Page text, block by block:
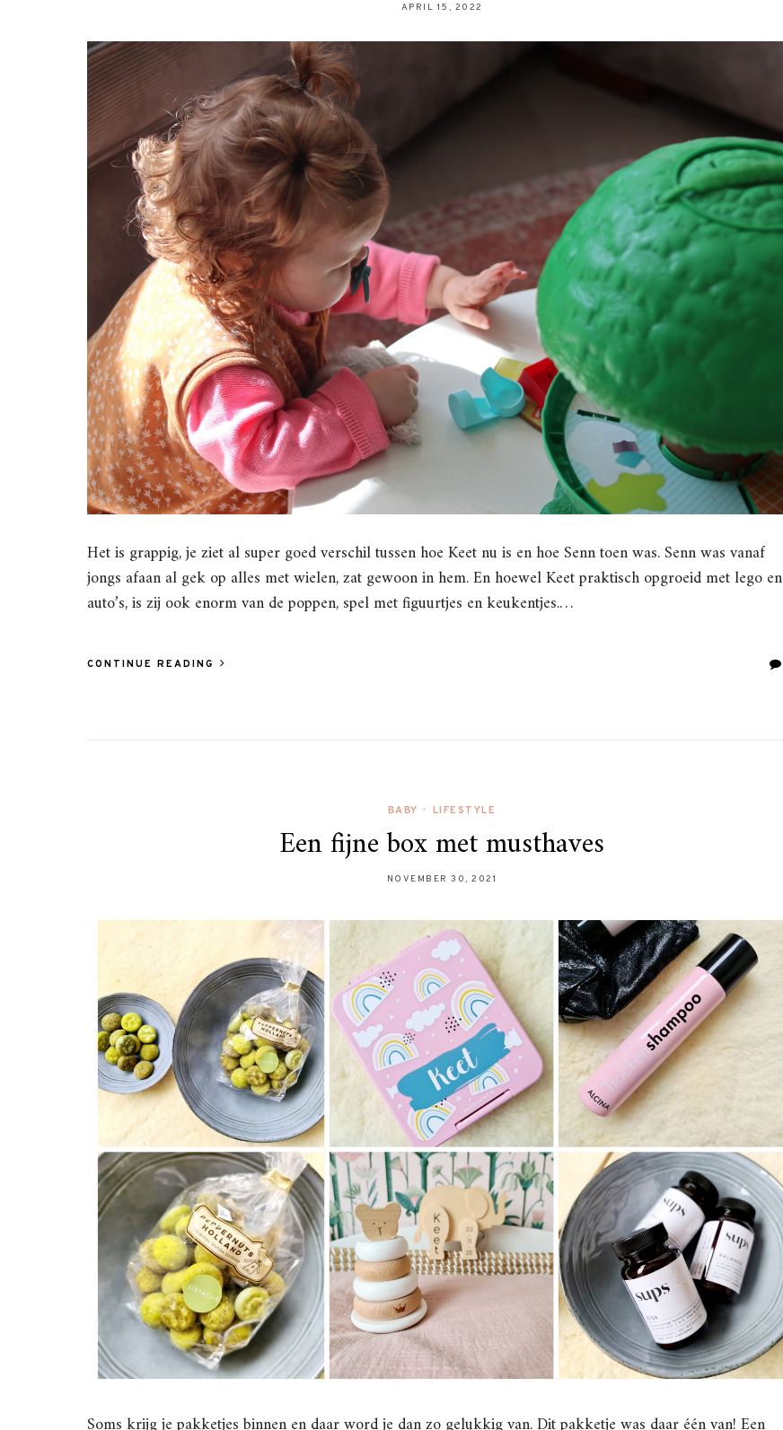
APRIL 15, 2022
Het is grappig, je ziet al super goed verschil tussen hoe Keet nu is en hoe Senn toen was. Senn was vanaf
jongs afaan al gek op alles met wielen, zat gewoon in hem. En hoewel Keet praktisch opgroeid met lego en
auto’s, is zij ook enorm van de poppen, spel met figuurtjes en keukentjes.…
CONTINUE READING
BABY • LIFESTYLE
Een fijne box met musthaves
NOVEMBER 30, 2021